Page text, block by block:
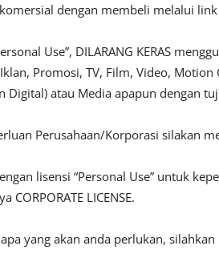
dengan membeli melalui
Use”, DILARANG KERAS
Promosi, TV, Film, Video,
Digital) atau Media apapun dengan
Perusahaan/Korporasi silakan
lisensi “Personal Use” untuk
LICENSE.
yang akan anda perlukan,